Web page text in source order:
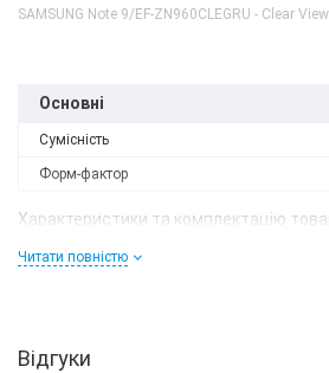
SAMSUNG Note 9/EF-ZN960CLEGRU - Clear
Основні
Сумісність
Форм-фактор
Характеристики та комплектацію
Читати повністю
Відгуки